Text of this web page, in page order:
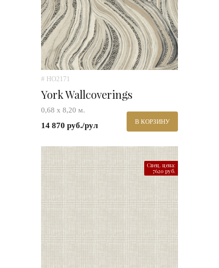
# HO2171
York Wallcoverings
0,68 х 8,20 м.
14 870 руб./рул В КОРЗИНУ
Спец. цена:
7620 руб.